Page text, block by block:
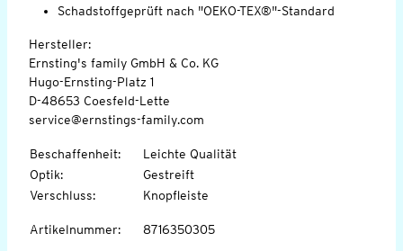
Schadstoffgeprüft nach "OEKO-TEX®"-Standard
Hersteller:
Ernsting's family GmbH & Co. KG
Hugo-Ernsting-Platz 1
D-48653 Coesfeld-Lette
service@ernstings-family.com
Beschaffenheit:
Leichte Qualität
Optik:
Gestreift
Verschluss: Knopfleiste
Artikelnummer: 8716350305